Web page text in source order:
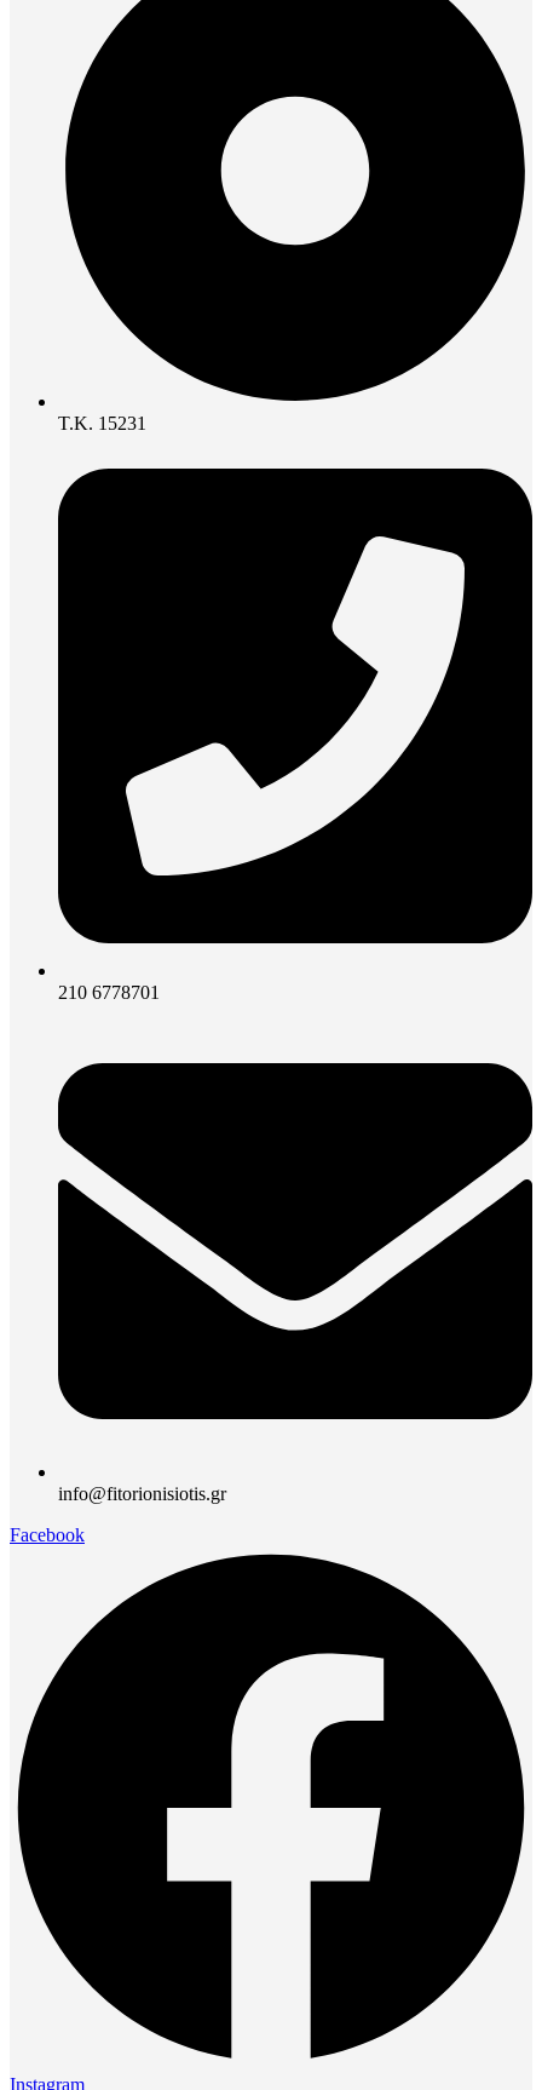
Τ.Κ. 15231
210 6778701
info@fitorionisiotis.gr
Facebook
Instagram